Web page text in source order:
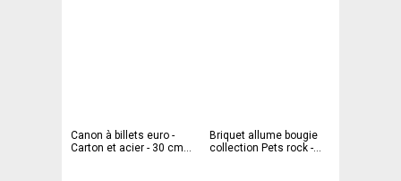
Canon à billets euro -
Carton et acier - 30 cm -
Briquet allume bougie
collection Pets rock -